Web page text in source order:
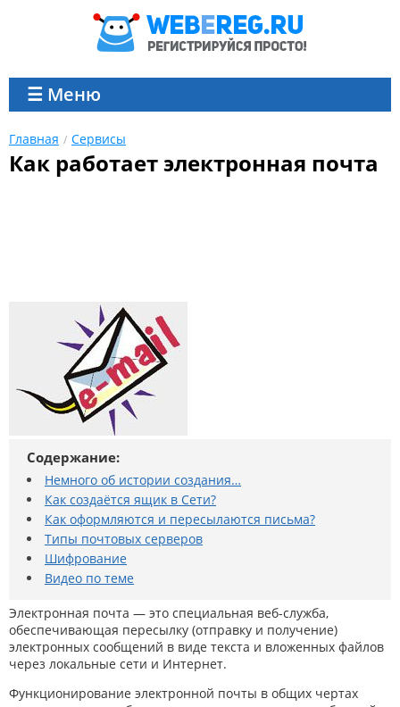
☰ Меню
Главная Сервисы
Как работает электронная почта
Содержание:
Немного об истории создания…
Как создаётся ящик в Сети?
Как оформляются и пересылаются письма?
Типы почтовых серверов
Шифрование
Видео по теме
Электронная почта — это специальная веб-служба,
обеспечивающая пересылку (отправку и получение)
электронных сообщений в виде текста и вложенных файлов
через локальные сети и Интернет.
Функционирование электронной почты в общих чертах